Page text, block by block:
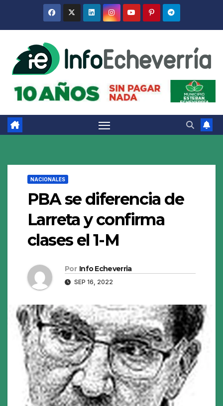
NACIONALES
PBA se diferencia de
Larreta y confirma
clases el 1-M
Por Info Echeverria
SEP 16, 2022